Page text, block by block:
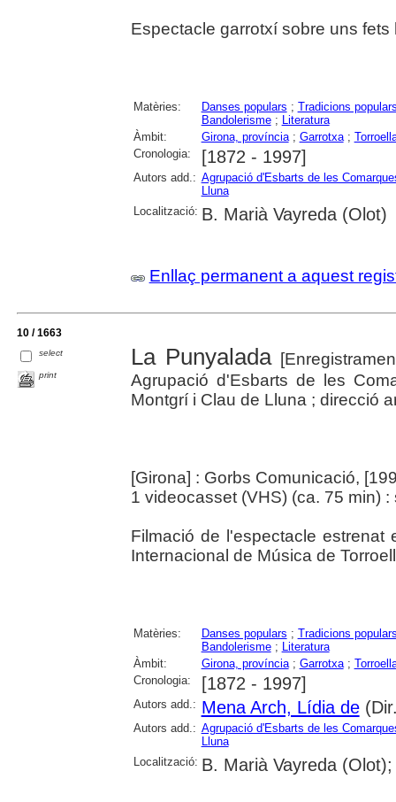
Espectacle garrotxí sobre uns fets
Matèries: Danses populars ; Tradicions
Bandolerisme;
Literatura
Àmbit:
Girona, província; Garrotxa;
Cronologia:
[1872 - 1997]
Autors add.: Agrupació d'Esbarts de les
Lluna
Localització: B. Marià Vayreda (Olot)
Enllaç permanent a aquest
10 / 1663
select
print
La Punyalada
Agrupació d'Esbarts de les
Montgrí i Clau de Lluna ; direcció
[Girona] : Gorbs Comunicació,
1 videocasset (VHS) (ca. 75 min) :
Filmació de l'espectacle
Internacional de Música de
Matèries: Danses populars ; Tradicions
Bandolerisme; Literatura
Àmbit:
Girona, província; Garrotxa;
Cronologia:
[1872 - 1997]
Autors add.: Mena Arch, Lídia de
Autors add.: Agrupació d'Esbarts de les
Lluna
Localització: B. Marià Vayreda